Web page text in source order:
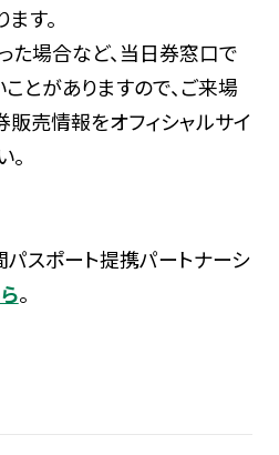
す。
た場合など、当日券窓口で
とがありますので、ご来場
売情報をオフィシャルサイ
。
スポート提携パートナーシ
。